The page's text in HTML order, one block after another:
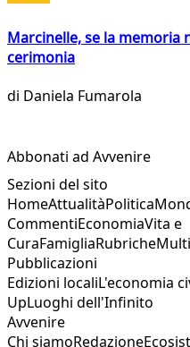
Marcinelle, se la memoria
cerimonia
di Daniela Fumarola
Abbonati ad Avvenire
Sezioni del sito
HomeAttualitàPolitica
CommentiEconomiaVita e
CuraFamigliaRubriche
Pubblicazioni
Edizioni localiL'economia
UpLuoghi dell'Infinito
Avvenire
Chi siamoRedazione